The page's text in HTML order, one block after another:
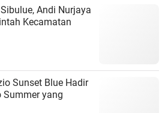
Andi Nurjaya
Kecamatan
Sunset Blue Hadir
Summer yang